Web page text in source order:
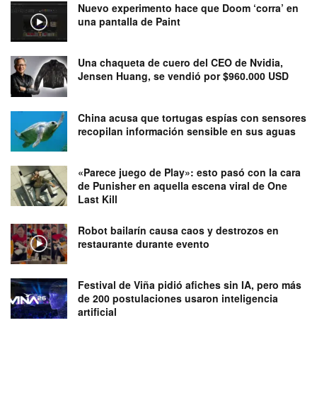
Nuevo experimento hace que Doom ‘corra’ en
una pantalla de Paint
Una chaqueta de cuero del CEO de Nvidia,
Jensen Huang, se vendió por $960.000 USD
China acusa que tortugas espías con sensores
recopilan información sensible en sus aguas
«Parece juego de Play»: esto pasó con la cara
de Punisher en aquella escena viral de One
Last Kill
Robot bailarín causa caos y destrozos en
restaurante durante evento
Festival de Viña pidió afiches sin IA, pero más
de 200 postulaciones usaron inteligencia
artificial